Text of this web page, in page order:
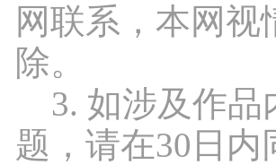
网联系，本网
除。
3. 如涉及作品
题，请在30日